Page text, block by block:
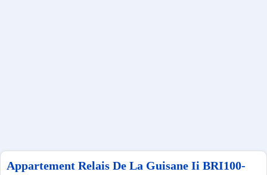
Appartement Relais De La Guisane Ii BRI100-